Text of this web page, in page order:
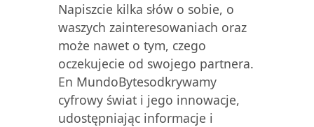
Napiszcie kilka słów o sobie, o
waszych zainteresowaniach oraz
może nawet o tym, czego
oczekujecie od swojego partnera.
En MundoBytesodkrywamy
cyfrowy świat i jego innowacje,
udostępniając informacje i